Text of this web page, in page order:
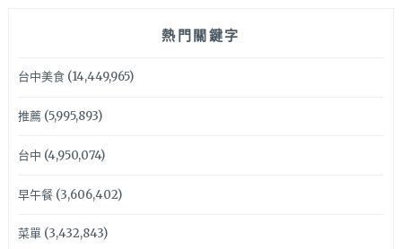
熱門關鍵字
台中美食(14,449,965)
推薦(5,995,893)
台中 (4,950,074)
早午餐(3,606,402)
菜單(3,432,843)